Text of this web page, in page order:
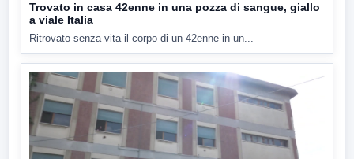
Trovato in casa 42enne in una pozza di sangue, giallo
a viale Italia
Ritrovato senza vita il corpo di un 42enne in un...